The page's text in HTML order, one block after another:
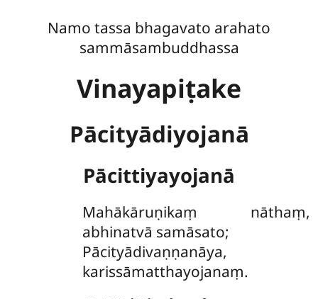
Namo tassa bhagavato arahato
sammāsambuddhassa
Vinayapiṭake
Pācityādiyojanā
Pācittiyayojanā
Mahākāruṇikaṃ nāthaṃ,
abhinatvā samāsato;
Pācityādivaṇṇanāya,
karissāmatthayojanaṃ.